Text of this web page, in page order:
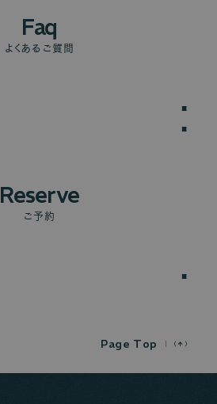
Faq
よくあるご質問
Reserve
ご予約
Page Top